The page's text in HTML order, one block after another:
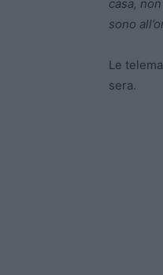
casa,
sono
Le
sera.